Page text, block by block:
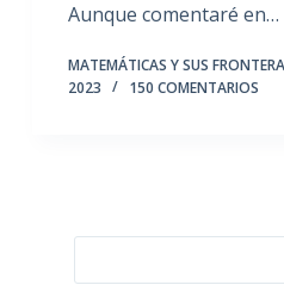
Aunque comentaré en…
MATEMÁTICAS Y SUS
2023
150 COMENTARIOS